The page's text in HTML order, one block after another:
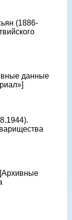
(1886-
данные